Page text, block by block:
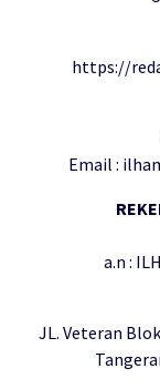
https://
Email :
a.n :
JL. Veteran